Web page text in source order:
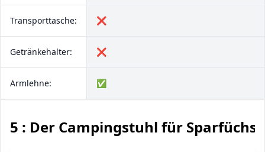
Transporttasche: ❌
Getränkehalter: ❌
Armlehne: ✅
5 : Der Campingstuhl für Sparfüchse